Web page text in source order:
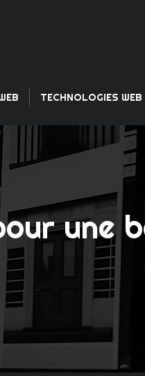
TECHNOLOGIES WEB
une